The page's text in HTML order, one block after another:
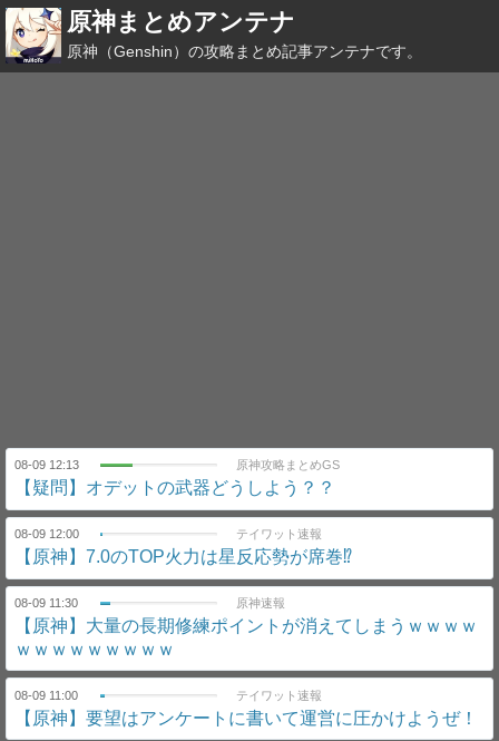
原神まとめアンテナ
原神（Genshin）の攻略まとめ記事アンテナです。
08-09 12:13 原神攻略まとめGS
【疑問】オデットの武器どうしよう？？
08-09 12:00 テイワット速報
【原神】7.0のTOP火力は星反応勢が席巻⁉
08-09 11:30 原神速報
【原神】大量の長期修練ポイントが消えてしまうｗｗｗｗ
ｗｗｗｗｗｗｗｗｗ
08-09 11:00 テイワット速報
【原神】要望はアンケートに書いて運営に圧かけようぜ！